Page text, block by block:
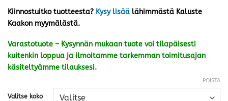
Kiinnostuitko tuotteesta? Kysy lisää lähimmästä Kaluste
Kaakon myymälästä.
Varastotuote – Kysynnän mukaan tuote voi tilapäisesti
kuitenkin loppua ja ilmoitamme tarkemman toimitusajan
käsiteltyämme tilauksesi.
Valitse koko
POISTA